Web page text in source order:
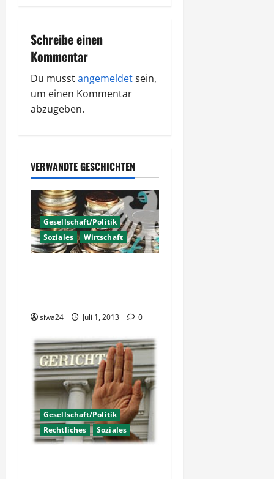
a
g
s
n
v
i
g
a
o
n
Schreibe einen
Kommentar
Du musstangemeldetsein,
um einen Kommentar
abzugeben.
VERWANDTE GESCHICHTEN
Gesellschaft/Politik
Soziales
Wirtschaft
siwa24 Juli 1, 2013 0
Gesellschaft/Politik
Rechtliches
Soziales